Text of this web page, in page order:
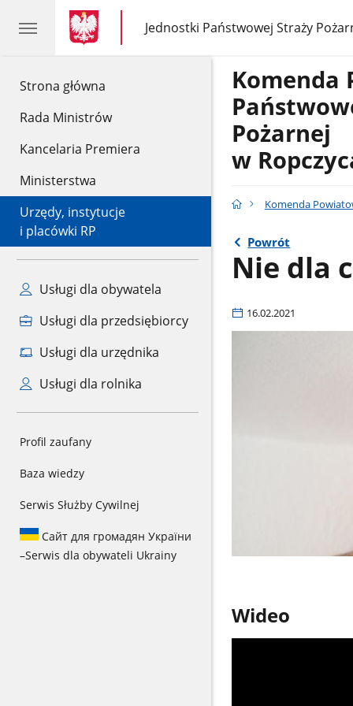
Strona główna
Rada Ministrów
Kancelaria Premiera
Ministerstwa
Urzędy, instytucje
i placówki RP
Usługi dla obywatela
Usługi dla przedsiębiorcy
Usługi dla urzędnika
Usługi dla rolnika
Profil zaufany
Baza wiedzy
Serwis Służby Cywilnej
Сайт для громадян України
–Serwis dla obywateli Ukrainy
gov.pl
gov.pl
Jednostki Państwowej Straży
gov.pl
Jednostki
Państwowej
Komenda
Pożarnej
w
Komenda
Powrót
Nie dla
16.02.2021
Wideo